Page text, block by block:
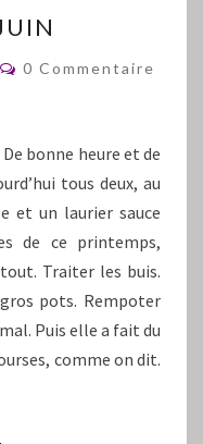
Commentaires
0 Commentaire
bonne heure et de
tous deux, au
et un laurier sauce
de ce printemps,
Traiter les buis.
pots. Rempoter
Puis elle a fait du
comme on dit.